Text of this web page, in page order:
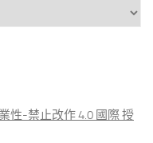
性-禁止改作 4.0 國際 授